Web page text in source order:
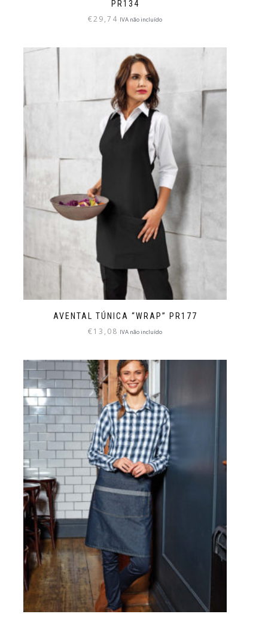
PR134
€29,74 IVA não incluído
AVENTAL TÚNICA “WRAP” PR177
€13,08 IVA não incluído